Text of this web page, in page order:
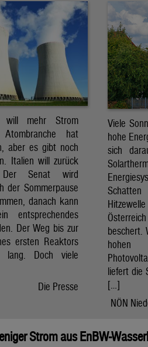
will mehr Strom
hat
aber es gibt noch
Italien will zurück
Senat wird
der Sommerpause
danach kann
entsprechendes
Der Weg bis zur
ersten Reaktors
lang. Doch viele
Die Presse
Viele
hohe
sich
beschert.
liefert die
[…]
NÖN
Strom aus EnBW-